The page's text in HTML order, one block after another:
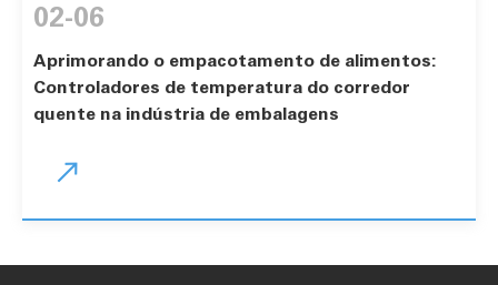
02-06
Aprimorando o empacotamento de alimentos:
Controladores de temperatura do corredor
quente na indústria de embalagens
